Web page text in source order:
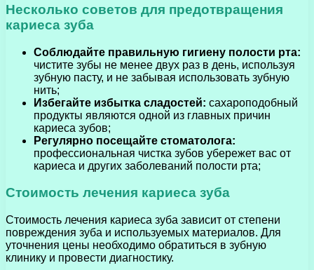
Несколько советов для предотвращения
кариеса зуба
Соблюдайте правильную гигиену полости рта:
чистите зубы не менее двух раз в день, используя
зубную пасту, и не забывая использовать зубную
нить;
Избегайте избытка сладостей: сахароподобный
продукты являются одной из главных причин
кариеса зубов;
Регулярно посещайте стоматолога:
профессиональная чистка зубов убережет вас от
кариеса и других заболеваний полости рта;
Стоимость лечения кариеса зуба
Стоимость лечения кариеса зуба зависит от степени
повреждения зуба и используемых материалов. Для
уточнения цены необходимо обратиться в зубную
клинику и провести диагностику.